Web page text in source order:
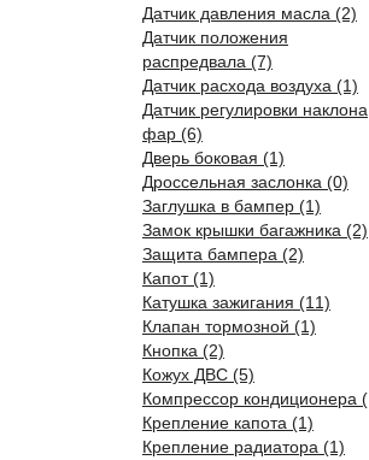
Датчик давления масла (2)
Датчик положения
распредвала (7)
Датчик расхода воздуха (1)
Датчик регулировки наклона
фар (6)
Дверь боковая (1)
Дроссельная заслонка (0)
Заглушка в бампер (1)
Замок крышки багажника (2)
Защита бампера (2)
Капот (1)
Катушка зажигания (11)
Клапан тормозной (1)
Кнопка (2)
Кожух ДВС (5)
Компрессор кондиционера
Крепление капота (1)
Крепление радиатора (1)